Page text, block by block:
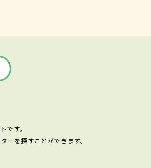
です。
ーを探すことができます。